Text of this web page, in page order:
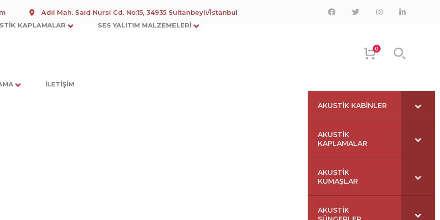
Adil Mah. Said Nursi Cd. No:15, 34935 Sultanbeyli/İstanbul
FacebookTwitterInstagramLinkedIn
KAPLAMALAR SES YALITIM MALZEMELERI
İLETIŞIM
0
AKUSTIK KABINLER
AKUSTIK
KAPLAMALAR
AKUSTIK
KUMAŞLAR
AKUSTIK